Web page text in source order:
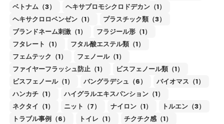
ベトナム（3）
ヘキサブロモシクロドデカン（1）
ヘキサクロロベンゼン（1）
プラスチック類（3）
ブランドネーム刺激（1）
フラジール形（1）
フタレート（1）
フタル酸エステル類（1）
フェムテック（1）
フェノール（1）
ファイヤーフラッシュ防止（1）
ビスフェノール類（1）
ビスフェノール（1）
バングラデシュ（6）
バイオマス（1）
ハンカチ（1）
ハイグラルエキスパンション（1）
ネクタイ（1）
ニット（7） ナイロン（1）
トルエン（3）
トラブル事例（6）
トイレ（1）
チクチク感（1）